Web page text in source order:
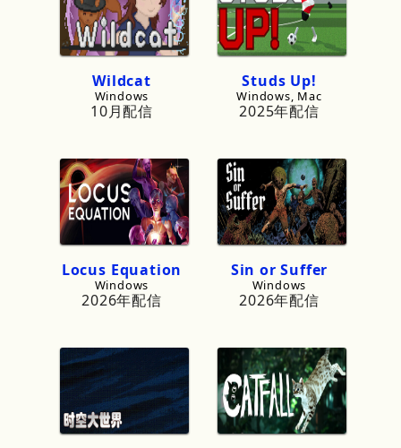
Wildcat
Windows
10月配信
Studs Up!
Windows, Mac
2025年配信
Locus Equation
Windows
2026年配信
Sin or Suffer
Windows
2026年配信